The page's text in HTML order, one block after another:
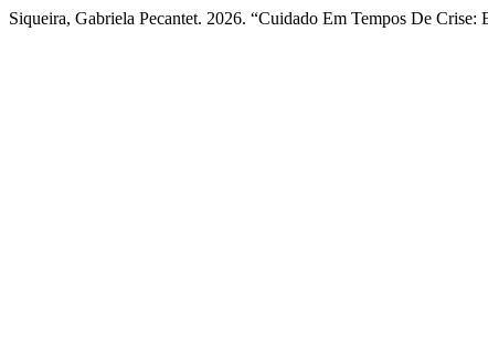
Siqueira, Gabriela Pecantet. 2026. “Cuidado Em Tempos De Crise: